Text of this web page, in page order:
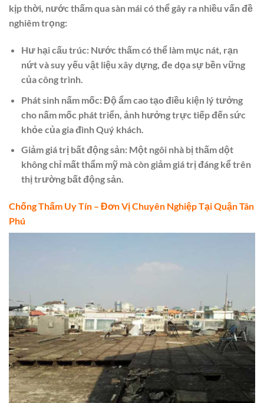
kịp thời, nước thấm qua sàn mái có thể gây ra nhiều vấn đề
nghiêm trọng:
Hư hại cấu trúc:Nước thấm có thể làm mục nát, rạn
nứt và suy yếu vật liệu xây dựng, đe dọa sự bền vững
của công trình.
Phát sinh nấm mốc:Độ ẩm cao tạo điều kiện lý tưởng
cho nấm mốc phát triển, ảnh hưởng trực tiếp đến sức
khỏe của gia đình Quý khách.
Giảm giá trị bất động sản:Một ngôi nhà bị thấm dột
không chỉ mất thẩm mỹ mà còn giảm giá trị đáng kể trên
thị trường bất động sản.
Chống Thấm Uy Tín – Đơn Vị Chuyên Nghiệp Tại Quận Tân
Phú